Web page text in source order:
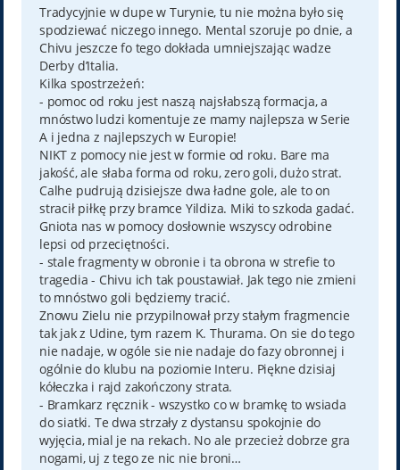
t
Tradycyjnie w dupe w Turynie, tu nie można było się
spodziewać niczego innego. Mental szoruje po dnie, a
Chivu jeszcze fo tego dokłada umniejszając wadze
Derby d’Italia.
Kilka spostrzeżeń:
- pomoc od roku jest naszą najsłabszą formacja, a
mnóstwo ludzi komentuje ze mamy najlepsza w Serie
A i jedna z najlepszych w Europie!
NIKT z pomocy nie jest w formie od roku. Bare ma
jakość, ale słaba forma od roku, zero goli, dużo strat.
Calhe pudrują dzisiejsze dwa ładne gole, ale to on
stracił piłkę przy bramce Yildiza. Miki to szkoda gadać.
Gniota nas w pomocy dosłownie wszyscy odrobine
lepsi od przeciętności.
- stale fragmenty w obronie i ta obrona w strefie to
tragedia - Chivu ich tak poustawiał. Jak tego nie zmieni
to mnóstwo goli będziemy tracić.
Znowu Zielu nie przypilnował przy stałym fragmencie
tak jak z Udine, tym razem K. Thurama. On sie do tego
nie nadaje, w ogóle sie nie nadaje do fazy obronnej i
ogólnie do klubu na poziomie Interu. Piękne dzisiaj
kółeczka i rajd zakończony strata.
- Bramkarz ręcznik - wszystko co w bramkę to wsiada
do siatki. Te dwa strzały z dystansu spokojnie do
wyjęcia, mial je na rekach. No ale przecież dobrze gra
nogami, uj z tego ze nic nie broni…